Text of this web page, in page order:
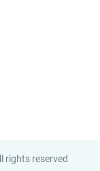
rights reserved